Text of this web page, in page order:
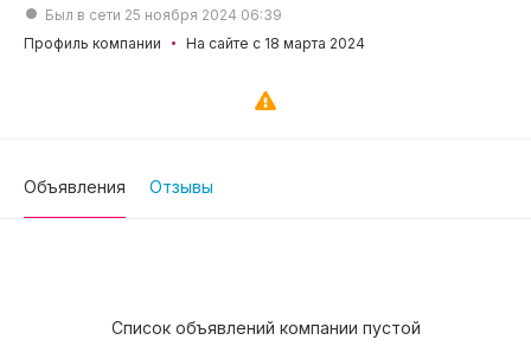
Был в сети 25 ноября 2024 06:39
Профиль компании
На сайте с 18 марта 2024
Объявления Отзывы
Список объявлений компании пустой